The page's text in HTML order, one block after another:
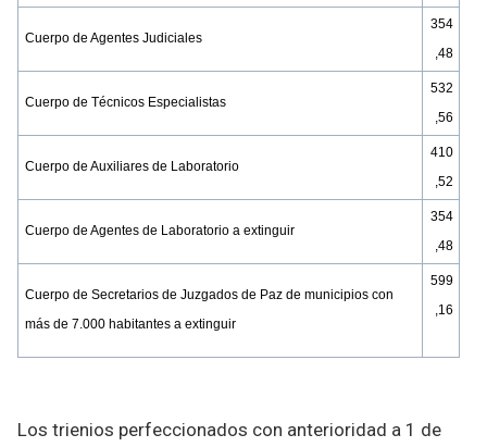
Cuerpo de Agentes Judiciales
354
,48
Cuerpo de Técnicos Especialistas
532
,56
Cuerpo de Auxiliares de Laboratorio
410
,52
Cuerpo de Agentes de Laboratorio a extinguir
354
,48
Cuerpo de Secretarios de Juzgados de Paz de municipios con
más de 7.000 habitantes a extinguir
599
,16
Los trienios perfeccionados con anterioridad a 1 de